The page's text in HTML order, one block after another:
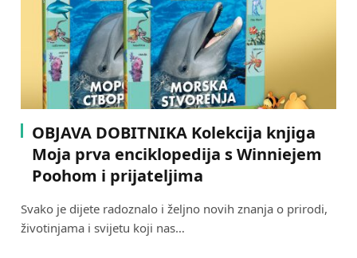
OBJAVA DOBITNIKA Kolekcija knjiga
Moja prva enciklopedija s Winniejem
Poohom i prijateljima
Svako je dijete radoznalo i željno novih znanja o prirodi,
životinjama i svijetu koji nas…